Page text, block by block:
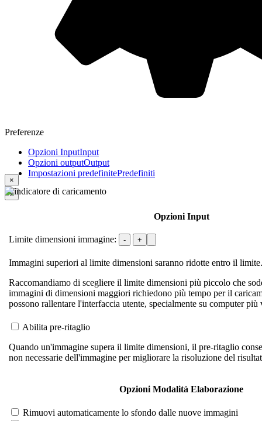
Preferenze
Opzioni InputInput
Opzioni outputOutput
Impostazioni predefinitePredefiniti
×
Opzioni Input
Limite dimensioni immagine: - +
Immagini superiori al limite dimensioni saranno ridotte entro il limite.
Raccomandiamo di scegliere il limite dimensioni più piccolo che
immagini di dimensioni maggiori richiedono più tempo per il
possono rallentare l'interfaccia utente, specialmente su computer più
Abilita pre-ritaglio
Quando un'immagine supera il limite dimensioni, il pre-ritaglio
non necessarie dell'immagine per migliorare la risoluzione del
Opzioni Modalità Elaborazione
Rimuovi automaticamente lo sfondo dalle nuove immagini
×